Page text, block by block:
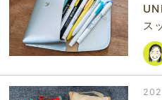
ス